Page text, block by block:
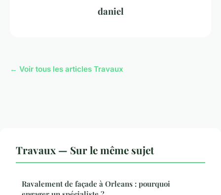
daniel
← Voir tous les articles Travaux
Travaux — Sur le même sujet
Ravalement de façade à Orleans : pourquoi